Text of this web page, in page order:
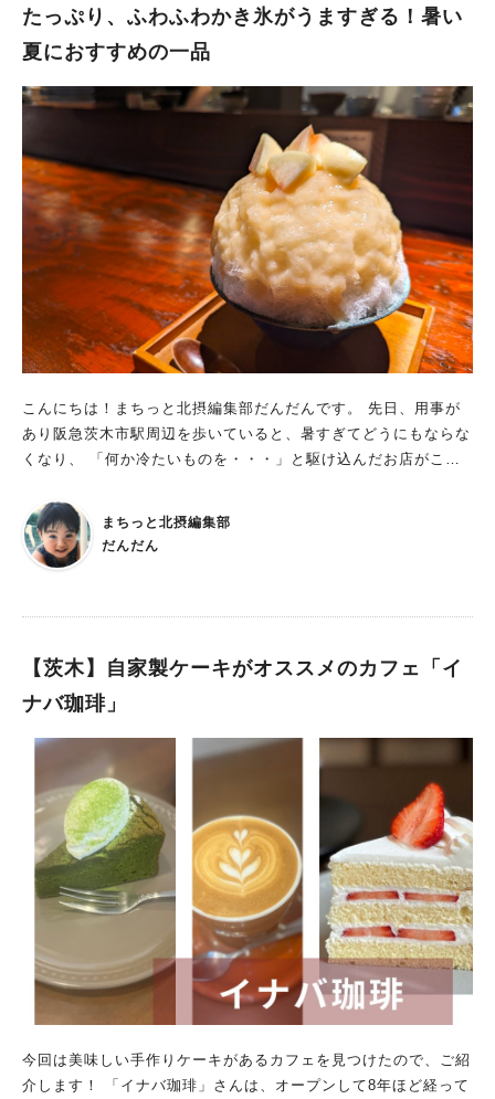
てしまいますよね。 キッズメニューも充実しています！ 持ち
ズケーキや他のスイーツも持ち帰り用に購入もできますし、 焼
き菓子や味噌、可愛い食器などなどギフトにもぴったりなものが
たくさんありましたよ～。 ポン菓子がなつかしくて、キャラメ
ったです。 身体に良いものがたくさん並んでます。 地元の素
材、自然を大切にされてる思いがお店の中、メニューすべてにこ
もっている 居心地のよい空間で美味しいランチをごちそうさま
でした🙏 是非行ってみてくださいね！ ↓ teaのインスタグラム
では、北摂のおすすめカフェランチを中心に紹介しています。
カフェやランチが好きな方は、是非ご覧になってくださいね！⇒
ｔｅａღ大阪/北摂カフェランチ＆スイーツ ⁡⁡\北摂のカフェランチ
たっぷり、ふわふわかき氷がうますぎる！暑い
夏におすすめの一品
こんにちは！まちっと北摂編集部だんだんです。 先日、用事が
あり阪急茨木市駅周辺を歩いていると、暑すぎてどうにもならな
くなり、 「何か冷たいものを・・・」と駆け込んだお店がこち
カフェ「omo cafe +c」。 阪急茨木市駅から徒歩約6分、古民家
を改装したカフェとハンドメイドの複合施設です。 おしゃれな
ランチプレートも、釜めしも食べたい気持ちは山々、 でも今日
り、桃のソースもたっぷり。 下はふわふわかき氷のはず、どう
入っているレアチーズミルクシロップが合う～。 桃の果肉も甘
くてジューシー、これぞぜいたくの極み！ 桃のかき氷なんです
が、パフェを食べているような気分にもなり、ボリューム満点！
かき氷でおなかいっぱい、気が付けば汗も引いてひんやり。 胃
とココロを満たし、体も瞬時に冷やしてくれるなんて。暑い夏に
おすすめの一品です。 「桃にレアチーズ」は期間限定メニュー
とのこと、ぜひ味わってみてくださいね。 「omo cafe +c」で
は、ワークショップなどのイベントも開催されているみたい。
ゆったり過ごせて、いろいろな楽しみ方もあっていいですね。
次はおしゃれなランチもぜひ、食べに行きたいと思います！ ▼
「omo cafe +c」のイベント情報はこちら ▼「omo cafe +c」
のインスタグラム この投稿をInstagramで見る omo cafe +c
まちっと北摂編集部
だんだん
【茨木】自家製ケーキがオススメのカフェ「イ
ナバ珈琲」
今回は美味しい手作りケーキがあるカフェを見つけたので、ご紹
介します！ 「イナバ珈琲」さんは、オープンして8年ほど経って